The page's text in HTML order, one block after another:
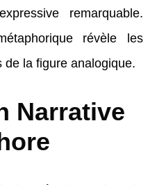
remarquable.
révèle les
de la figure analogique.
Narrative